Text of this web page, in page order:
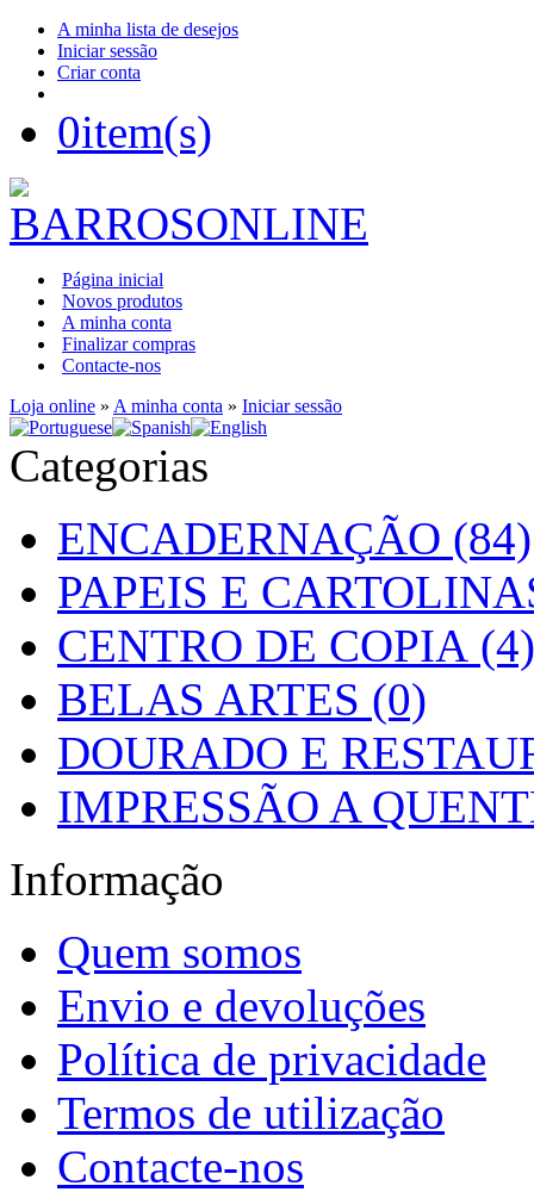
A minha lista de desejos
Iniciar sessão
Criar conta
0item(s)
Página inicial
Novos produtos
A minha conta
Finalizar compras
Contacte-nos
Loja online » A minha conta » Iniciar sessão
Categorias
ENCADERNAÇÃO (84)
PAPEIS E
CENTRO DE COPIA (4)
BELAS ARTES (0)
DOURADO E
IMPRESSÃO A
Informação
Quem somos
Envio e devoluções
Política de privacidade
Termos de utilização
Contacte-nos